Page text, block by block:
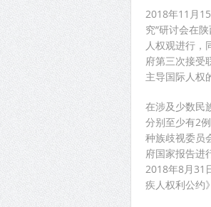
2018年11月
究”研讨会在
人权观进行，
府第三次接受
主导国际人权
在涉及少数民
分别至少有2
种族歧视委员
府国家报告进
2018年8月31
疾人权利公约